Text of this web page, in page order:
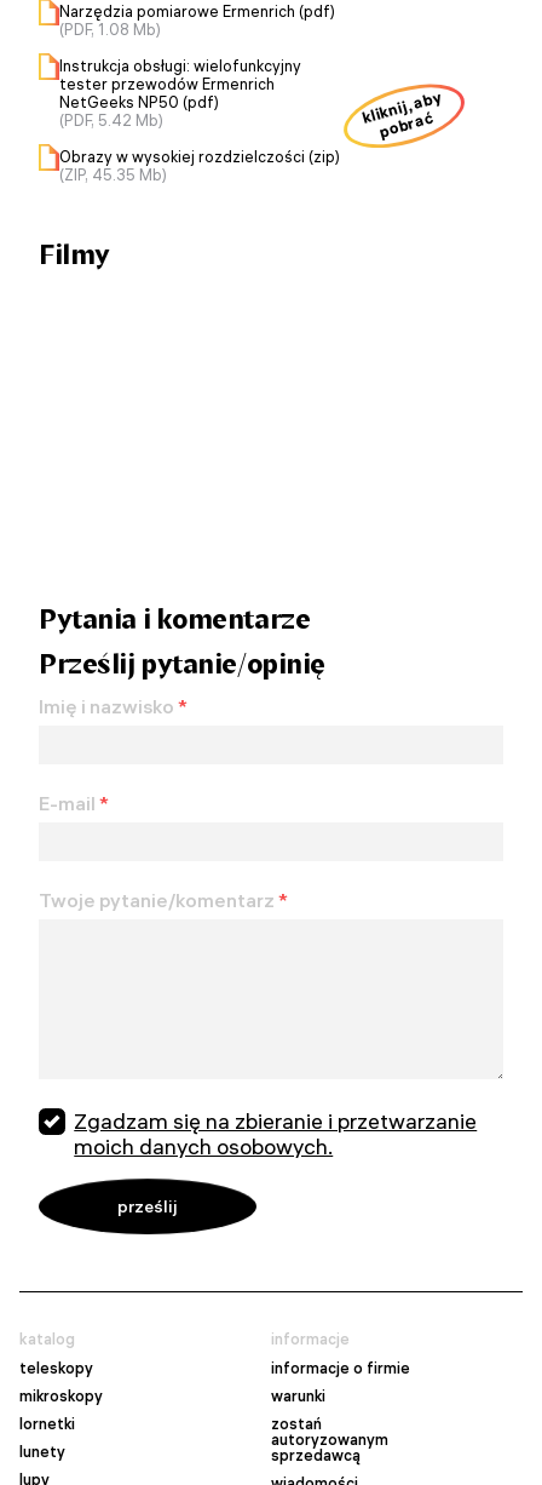
Narzędzia pomiarowe Ermenrich (pdf)
(PDF, 1.08 Mb)
Instrukcja obsługi: wielofunkcyjny
tester przewodów Ermenrich
NetGeeks NP50 (pdf)
(PDF, 5.42 Mb)
Obrazy w wysokiej rozdzielczości (zip)
(ZIP, 45.35 Mb)
kliknij, aby
pobrać
Filmy
Pytania i komentarze
Prześlij pytanie/opinię
Imię i nazwisko *
E-mail *
Twoje pytanie/komentarz *
Zgadzam się na zbieranie i przetwarzanie
moich danych osobowych.
katalog
teleskopy
mikroskopy
lornetki
lunety
lupy
informacje
informacje o firmie
warunki
zostań
autoryzowanym
sprzedawcą